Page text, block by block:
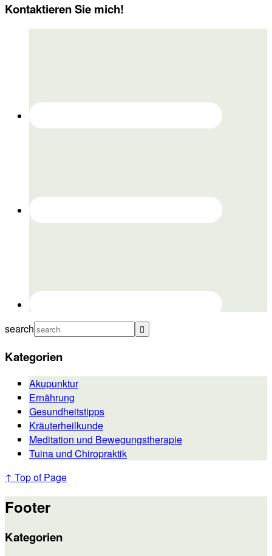
Kontaktieren Sie mich!
search
Kategorien
Akupunktur
Ernährung
Gesundheitstipps
Kräuterheilkunde
Meditation und Bewegungstherapie
Tuina und Chiropraktik
↑ Top of Page
Footer
Kategorien